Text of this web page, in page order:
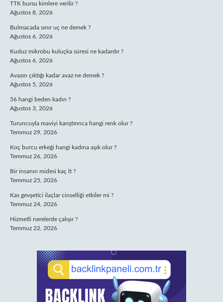
TTK bursu kimlere verilir ?
Ağustos 8, 2026
Bulmacada sınır uç ne demek ?
Ağustos 6, 2026
Kuduz mikrobu kuluçka süresi ne kadardır ?
Ağustos 6, 2026
Avazın çıktığı kadar avaz ne demek ?
Ağustos 5, 2026
56 hangi beden kadın ?
Ağustos 3, 2026
Turuncuyla maviyi karıştırınca hangi renk olur ?
Temmuz 29, 2026
Koç burcu erkeği hangi kadına aşık olur ?
Temmuz 26, 2026
Bir insanın midesi kaç lt ?
Temmuz 25, 2026
Kas gevşetici ilaçlar cinselliği etkiler mi ?
Temmuz 24, 2026
Hizmetli nerelerde çalışır ?
Temmuz 22, 2026